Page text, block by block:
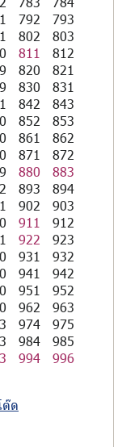
792
793
802
803
811
812
820
821
830
831
842
843
852
853
861
862
871
872
880
883
893
894
902
903
911
912
922
923
931
932
941
942
951
952
962
963
974
975
984
985
994
996
ต๊ด